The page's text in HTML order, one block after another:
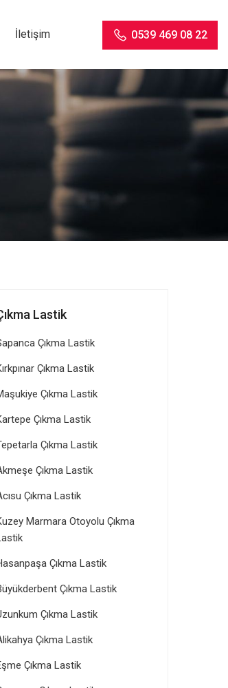
İletişim 0539 469 08 22
Lastik
Çıkma Lastik
Çıkma Lastik
Çıkma Lastik
Çıkma Lastik
Çıkma Lastik
Çıkma Lastik
Çıkma Lastik
Marmara Otoyolu Çıkma
Çıkma Lastik
Çıkma Lastik
Çıkma Lastik
Çıkma Lastik
Çıkma Lastik